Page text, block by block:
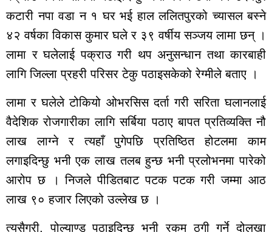
राजनीति
राशीफल
साप्ताहिक
बार्षिक
दैनिक
समाचार
रोजगार
विचार
कटारी नपा वडा न‌ १ घर भई हाल ललितपुरको च्यासल बस्ने
४२ वर्षका विकास कुमार घले र ३९ वर्षीय सञ्जय लामा छन् ।
लामा र घलेलाई पक्राउ गरी थप अनुसन्धान तथा कारबाही
लागि जिल्ला प्रहरी परिसर टेकु पठाइसकेको रेग्मीले बताए ।
लामा र घलेले टोकियो ओभरसिस दर्ता गरी सरिता घलानलाई
वैदेशिक रोजगारीका लागि सर्बिया पठाए बापत प्रतिव्यक्ति नौ
लाख लाग्ने र त्यहाँ पुगेपछि प्रतिष्ठित होटलमा काम
लगाइदिन्छु भनी एक लाख तलब हुन्छ भनी प्रलोभनमा पारेको
आरोप छ । निजले पीडितबाट पटक पटक गरी जम्मा आठ
लाख ९० हजार लिएको उल्लेख छ ।
त्यसैगरी, पोल्याण्ड पठाइदिन्छु भनी रकम ठगी गर्ने दोलखा